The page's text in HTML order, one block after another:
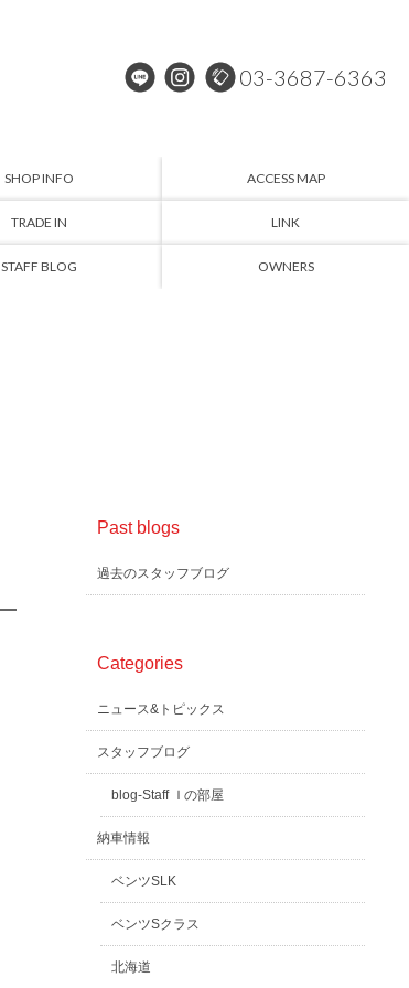
03-3687-6363
SHOP INFO ACCESS MAP
TRADE IN LINK
STAFF BLOG OWNERS
Past blogs
過去のスタッフブログ
Categories
ニュース&トピックス
スタッフブログ
blog-Staff Ｉの部屋
納車情報
ベンツSLK
ベンツSクラス
北海道